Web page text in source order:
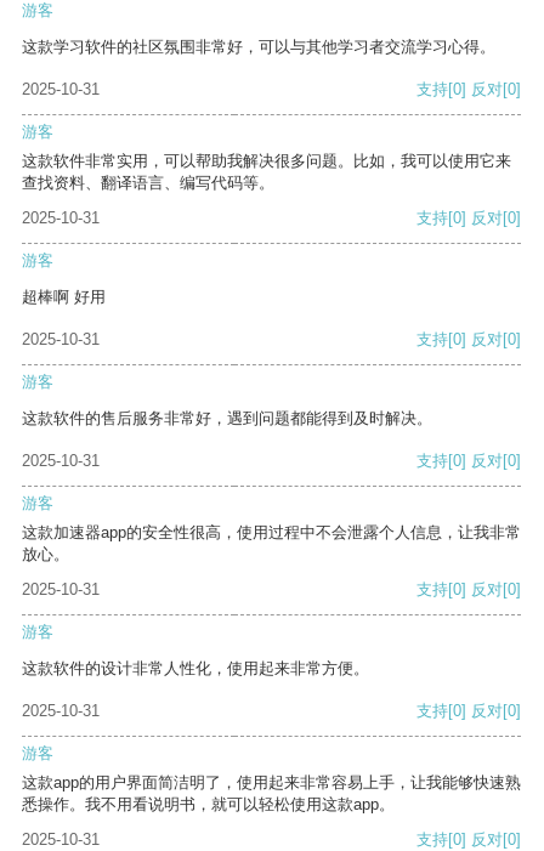
游客
这款学习软件的社区氛围非常好，可以与其他学习者交流学习心得。
2025-10-31 支持[0] 反对[0]
游客
这款软件非常实用，可以帮助我解决很多问题。比如，我可以使用它来
查找资料、翻译语言、编写代码等。
2025-10-31
支持[0] 反对[0]
游客
超棒啊 好用
2025-10-31 支持[0] 反对[0]
游客
这款软件的售后服务非常好，遇到问题都能得到及时解决。
2025-10-31 支持[0] 反对[0]
游客
这款加速器app的安全性很高，使用过程中不会泄露个人信息，让我非常
放心。
2025-10-31
支持[0] 反对[0]
游客
这款软件的设计非常人性化，使用起来非常方便。
2025-10-31 支持[0] 反对[0]
游客
这款app的用户界面简洁明了，使用起来非常容易上手，让我能够快速熟
悉操作。我不用看说明书，就可以轻松使用这款app。
2025-10-31
支持[0] 反对[0]